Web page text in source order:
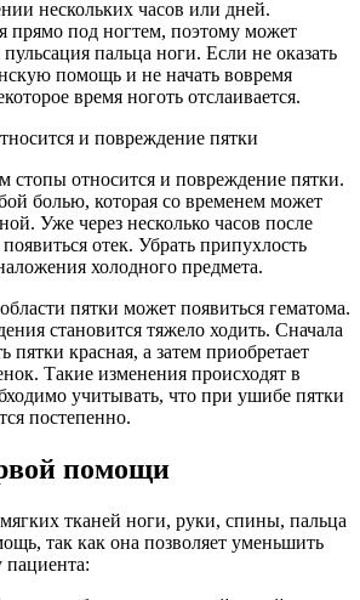
нескольких часов или дней.
прямо под ногтем, поэтому может
пальца ноги. Если не оказать
помощь и не начать вовремя
время ноготь отслаивается.
стопы относится и повреждение пятки.
болью, которая со временем может
Уже через несколько часов после
отек. Убрать припухлость
холодного предмета.
пятки может появиться гематома.
становится тяжело ходить. Сначала
пятки красная, а затем приобретает
Такие изменения происходят в
учитывать, что при ушибе пятки
постепенно.
помощи
тканей ноги, руки, спины, пальца
так как она позволяет уменьшить